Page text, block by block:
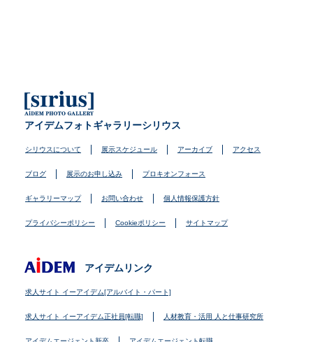
アイデムフォトギャラリーシリウス
シリウスについて 展示スケジュール アーカイブ アクセス
ブログ 展示のお申し込み プロキオンフォース
ギャラリーマップ お問い合わせ 個人情報保護方針
プライバシーポリシー Cookieポリシー サイトマップ
アイデムリンク
求人サイト イーアイデム[アルバイト・パート]
求人サイト イーアイデム正社員[転職] 人材教育・活用 人と仕事研究所